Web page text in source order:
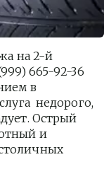
на 2-й
665-92-36
в
недорого,
Острый
и